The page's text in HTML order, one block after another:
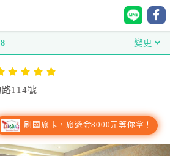
變更
114號
刷國旅卡，旅遊金8000元等你拿！